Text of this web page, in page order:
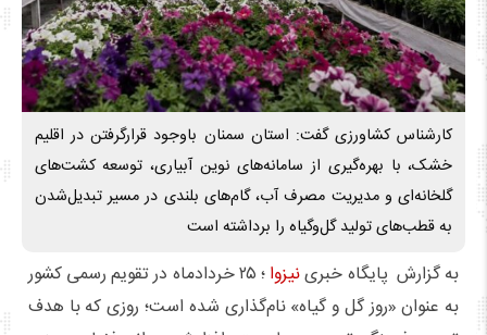
کارشناس کشاورزی گفت: استان سمنان باوجود قرارگرفتن در اقلیم
خشک، با بهره‌گیری از سامانه‌های نوین آبیاری، توسعه کشت‌های
گلخانه‌ای و مدیریت مصرف آب، گام‌های بلندی در مسیر تبدیل‌شدن
به قطب‌های تولید گل‌وگیاه را برداشته است
به گزارش پایگاه خبرینیزوا
؛ ۲۵ خردادماه در تقویم رسمی کشور
به عنوان «روز گل و گیاه» نام‌گذاری شده است؛ روزی که با هدف